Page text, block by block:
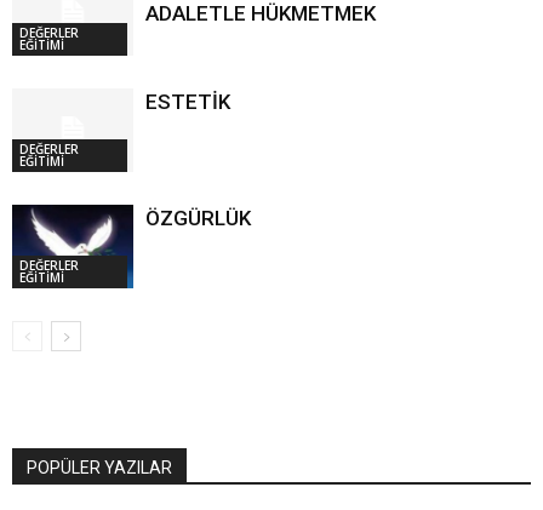
DEĞERLER
EĞİTİMİ
ADALETLE HÜKMETMEK
DEĞERLER
EĞİTİMİ
ESTETİK
DEĞERLER
EĞİTİMİ
ÖZGÜRLÜK
POPÜLER YAZILAR